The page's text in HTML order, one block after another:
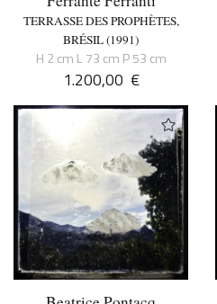
TERRASSE DES PROPHÈTES,
BRÉSIL (1991)
H 2 cm L 73 cm P 53 cm
1.200,00 €